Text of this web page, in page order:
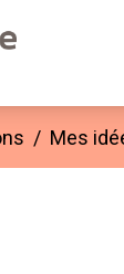
/ Mes